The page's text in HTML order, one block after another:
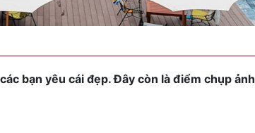
bạn yêu cái đẹp. Đây còn là điểm chụp ảnh